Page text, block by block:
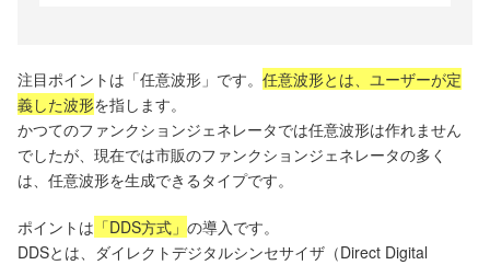
注目ポイントは「任意波形」です。 任意波形とは、ユーザーが定
義した波形を指します。
かつてのファンクションジェネレータでは任意波形は作れません
でしたが、現在では市販のファンクションジェネレータの多く
は、任意波形を生成できるタイプです。
ポイントは 「DDS方式」 の導入です。
DDSとは、ダイレクトデジタルシンセサイザ（Direct Digital